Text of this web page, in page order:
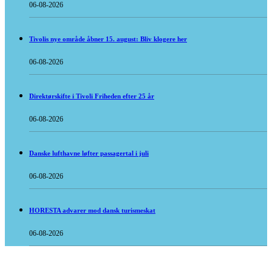
06-08-2026
Tivolis nye område åbner 15. august: Bliv klogere her
06-08-2026
Direktørskifte i Tivoli Friheden efter 25 år
06-08-2026
Danske lufthavne løfter passagertal i juli
06-08-2026
HORESTA advarer mod dansk turismeskat
06-08-2026